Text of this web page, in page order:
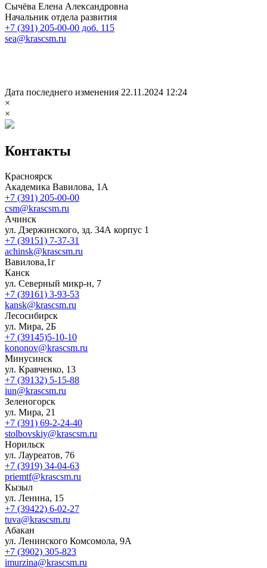
Сычёва Елена Александровна
Начальник отдела развития
+7 (391) 205-00-00 доб. 115
sea@krascsm.ru
Дата последнего изменения 22.11.2024 12:24
×
×
Контакты
Красноярск
Академика Вавилова, 1А
+7 (391) 205-00-00
csm@krascsm.ru
Ачинск
ул. Дзержинского, зд. 34А корпус 1
+7 (39151) 7-37-31
achinsk@krascsm.ru
Вавилова,1г
Канск
ул. Северный микр-н, 7
+7 (39161) 3-93-53
kansk@krascsm.ru
Лесосибирск
ул. Мира, 2Б
+7 (39145)5-10-10
kononov@krascsm.ru
Минусинск
ул. Кравченко, 13
+7 (39132) 5-15-88
iun@krascsm.ru
Зеленогорск
ул. Мира, 21
+7 (391) 69-2-24-40
stolbovskiy@krascsm.ru
Норильск
ул. Лауреатов, 76
+7 (3919) 34-04-63
priemtf@krascsm.ru
Кызыл
ул. Ленина, 15
+7 (39422) 6-02-27
tuva@krascsm.ru
Абакан
ул. Ленинского Комсомола, 9А
+7 (3902) 305-823
imurzina@krascsm.ru